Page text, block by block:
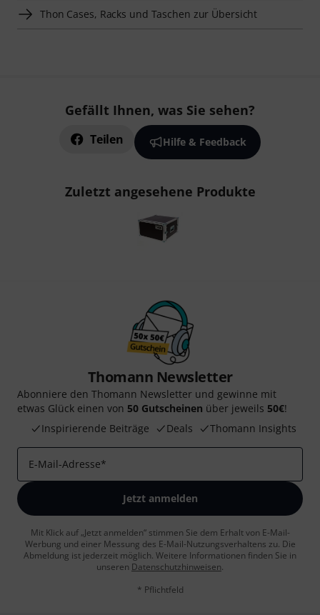
Thon Cases, Racks und Taschen zur Übersicht
Gefällt Ihnen, was Sie sehen?
Teilen Hilfe & Feedback
Zuletzt angesehene Produkte
Thomann Newsletter
Abonniere den Thomann Newsletter und gewinne mit
etwas Glück einen von 50 Gutscheinen über jeweils 50€!
Inspirierende Beiträge
Deals Thomann Insights
E-Mail-Adresse*
Jetzt anmelden
Mit Klick auf „Jetzt anmelden“ stimmen Sie dem Erhalt von E-Mail-
Werbung und einer Messung des E-Mail-Nutzungsverhaltens zu. Die
Abmeldung ist jederzeit möglich. Weitere Informationen finden Sie in
unseren Datenschutzhinweisen.
* Pflichtfeld